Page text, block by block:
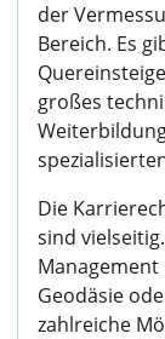
der
Bereich. Es
großes
Die
sind
Geodäsie
zahlreiche